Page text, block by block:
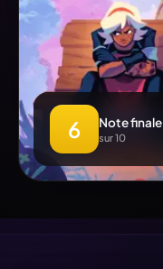
6 Note finale
sur 10